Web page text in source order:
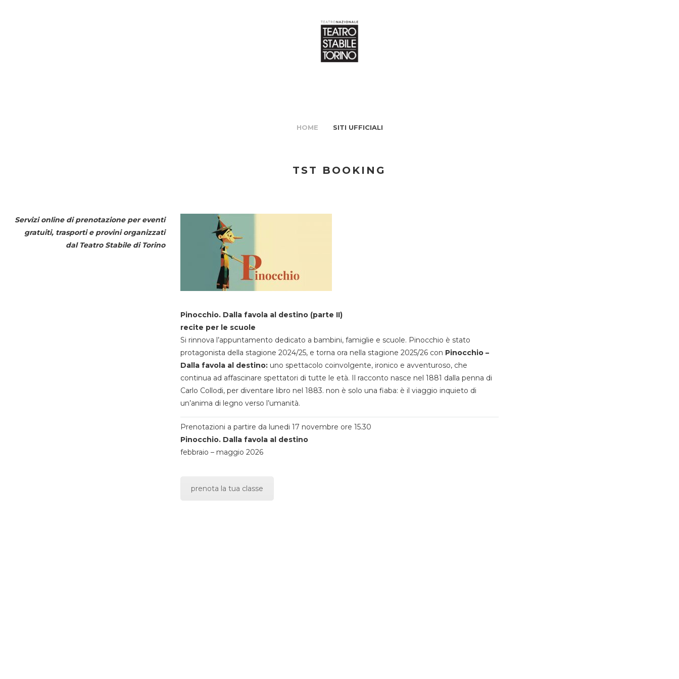
HOME SITI UFFICIALI
TST BOOKING
Servizi online di prenotazione per eventi
gratuiti, trasporti e provini organizzati
dal Teatro Stabile di Torino
Pinocchio. Dalla favola al destino (parte II)
recite per le scuole
Si rinnova l’appuntamento dedicato a bambini, famiglie e scuole. Pinocchio è stato
protagonista della stagione 2024/25, e torna ora nella stagione 2025/26 con Pinocchio –
Dalla favola al destino:uno spettacolo coinvolgente, ironico e avventuroso, che
continua ad affascinare spettatori di tutte le età. Il racconto nasce nel 1881 dalla penna di
Carlo Collodi, per diventare libro nel 1883. non è solo una fiaba: è il viaggio inquieto di
un’anima di legno verso l’umanità.
Prenotazioni a partire da lunedi 17 novembre ore 15.30
Pinocchio. Dalla favola al destino
febbraio – maggio 2026
prenota la tua classe